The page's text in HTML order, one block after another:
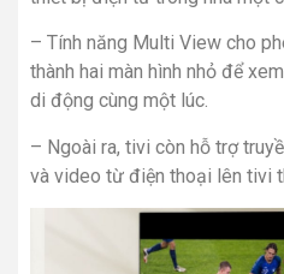
– Tính năng Multi View cho
thành hai màn hình nhỏ để
di động cùng một lúc.
– Ngoài ra, tivi còn hỗ trợ
và video từ điện thoại lên tivi